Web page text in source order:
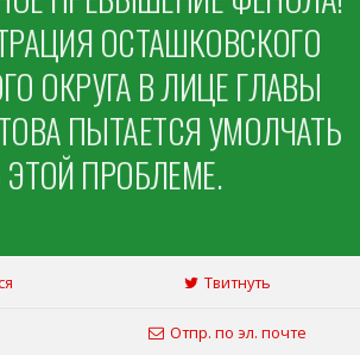
ОСТАШКОВСКОГО
ОКРУГА В ЛИЦЕ ГЛАВЫ
ПЫТАЕТСЯ УМОЛЧАТЬ
ПРОБЛЕМЕ.
Твитнуть
Отпр. по эл. почте